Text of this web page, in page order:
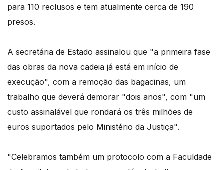
para 110 reclusos e tem atualmente cerca de 190
presos.
A secretária de Estado assinalou que "a primeira fase
das obras da nova cadeia já está em início de
execução", com a remoção das bagacinas, um
trabalho que deverá demorar "dois anos", com "um
custo assinalável que rondará os três milhões de
euros suportados pelo Ministério da Justiça".
"Celebramos também um protocolo com a Faculdade